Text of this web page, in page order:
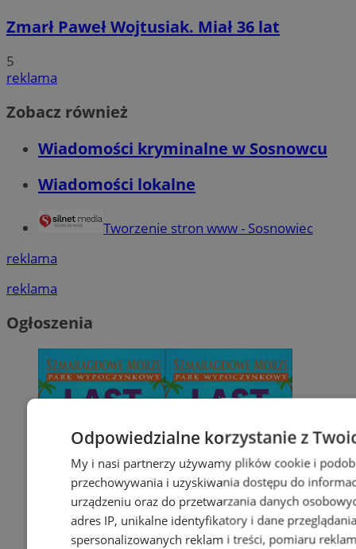
Zmarł Paweł Wojtusiak. Miał 36 lat
5
reklama
Zobacz również
Wiadomości kryminalne w Sosnowcu
Wiadomości lokalne
Tworzenie stron www - Sosnowiec
reklama
reklama
Ogłoszenia
Odpowiedzialne korzystanie z
My i nasi partnerzy używamy plików cookie i
przechowywania i uzyskiwania dostępu do
urządzeniu oraz do przetwarzania danych
adres IP, unikalne identyfikatory i dane
spersonalizowanych reklam i treści, pomiaru